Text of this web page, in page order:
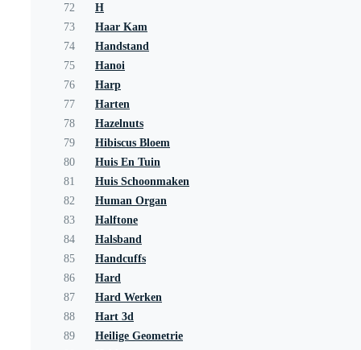
72
H
73
Haar Kam
74
Handstand
75
Hanoi
76
Harp
77
Harten
78
Hazelnuts
79
Hibiscus Bloem
80
Huis En Tuin
81
Huis Schoonmaken
82
Human Organ
83
Halftone
84
Halsband
85
Handcuffs
86
Hard
87
Hard Werken
88
Hart 3d
89
Heilige Geometrie